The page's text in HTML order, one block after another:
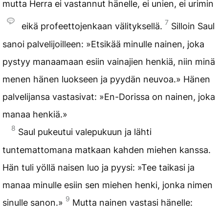
mutta Herra ei vastannut hänelle, ei unien, ei urimin
eikä profeettojenkaan välityksellä. 7 Silloin Saul
sanoi palvelijoilleen: »Etsikää minulle nainen, joka
pystyy manaamaan esiin vainajien henkiä, niin minä
menen hänen luokseen ja pyydän neuvoa.» Hänen
palvelijansa vastasivat: »En-Dorissa on nainen, joka
manaa henkiä.»
8 Saul pukeutui valepukuun ja lähti
tuntemattomana matkaan kahden miehen kanssa.
Hän tuli yöllä naisen luo ja pyysi: »Tee taikasi ja
manaa minulle esiin sen miehen henki, jonka nimen
sinulle sanon.» 9 Mutta nainen vastasi hänelle: